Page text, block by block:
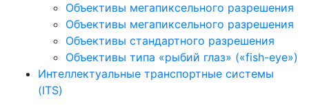
Объективы мегапиксельного разрешения
Объективы мегапиксельного разрешения
Объективы стандартного разрешения
Объективы типа «рыбий глаз» («fish-eye»)
Интеллектуальные транспортные системы
(ITS)